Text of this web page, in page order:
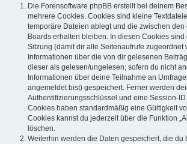
Die Forensoftware phpBB erstellt bei deinem
mehrere Cookies. Cookies sind kleine
temporäre Dateien ablegt und die zwischen
Boards erhalten bleiben. In diesen Cookies
Sitzung (damit dir alle Seitenaufrufe zugeordnet
Informationen über die von dir gelesenen
dieser als gelesen/ungelesen; sofern du nicht
Informationen über deine Teilnahme an
angemeldet bist) gespeichert. Ferner werden
Authentifizierungsschlüssel und eine Session-
Cookies haben standardmäßig eine Gültigkeit
Cookies kannst du jederzeit über die Funktion
löschen.
Weiterhin werden die Daten gespeichert, die du